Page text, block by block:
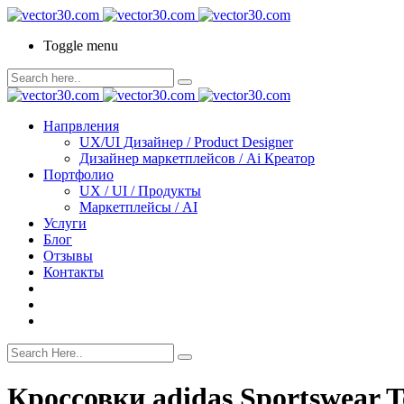
Toggle menu
Напрвления
UX/UI Дизайнер / Product Designer
Дизайнер маркетплейсов / Ai Креатор
Портфолио
UX / UI / Продукты
Маркетплейсы / AI
Услуги
Блог
Отзывы
Контакты